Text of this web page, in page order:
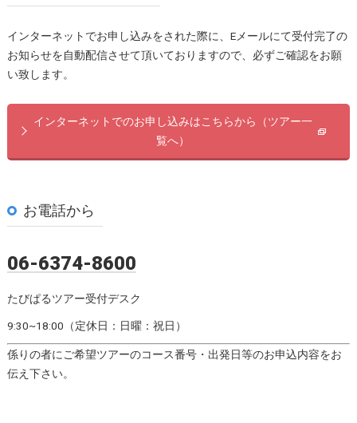
インターネットでお申し込みをされた際に、Eメールにて受付完了の
お知らせを自動配信させて頂いておりますので、必ずご確認をお願
い致します。
インターネットでのお申し込みはこちらから（ツアー一
覧へ）
お電話から
06-6374-8600
たびぱるツアー受付デスク
9:30~18:00（定休日：日曜：祝日）
係りの者にご希望ツアーのコース番号・出発日等のお申込内容をお
伝え下さい。